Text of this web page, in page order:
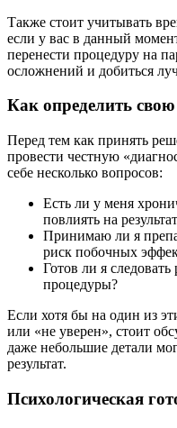
Также стоит учитывать
если у вас в данный
перенести процедуру на
осложнений и добиться
Как определить
Перед тем как принять
провести честную
себе несколько вопросов:
Есть ли у меня
повлиять на
Принимаю ли я
риск побочных
Готов ли я
процедуры?
Если хотя бы на один из
или «не уверен», стоит
даже небольшие детали
результат.
Психологическая